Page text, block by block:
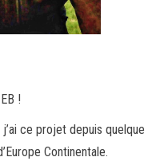
!
ce projet depuis quelque
Continentale.